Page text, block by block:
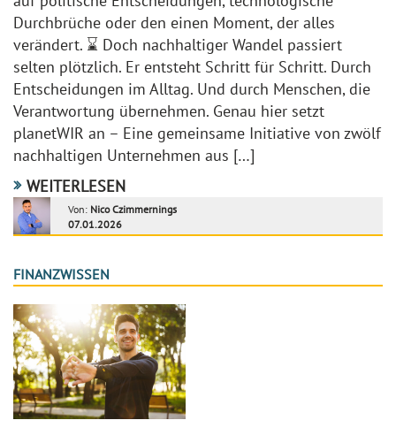
Durchbrüche oder den einen Moment, der alles
verändert. ⌛ Doch nachhaltiger Wandel passiert
selten plötzlich. Er entsteht Schritt für Schritt. Durch
Entscheidungen im Alltag. Und durch Menschen, die
Verantwortung übernehmen. Genau hier setzt
planetWIR an – Eine gemeinsame Initiative von zwölf
nachhaltigen Unternehmen aus […]
WEITERLESEN
Von: Nico Czimmernings
07.01.2026
FINANZWISSEN